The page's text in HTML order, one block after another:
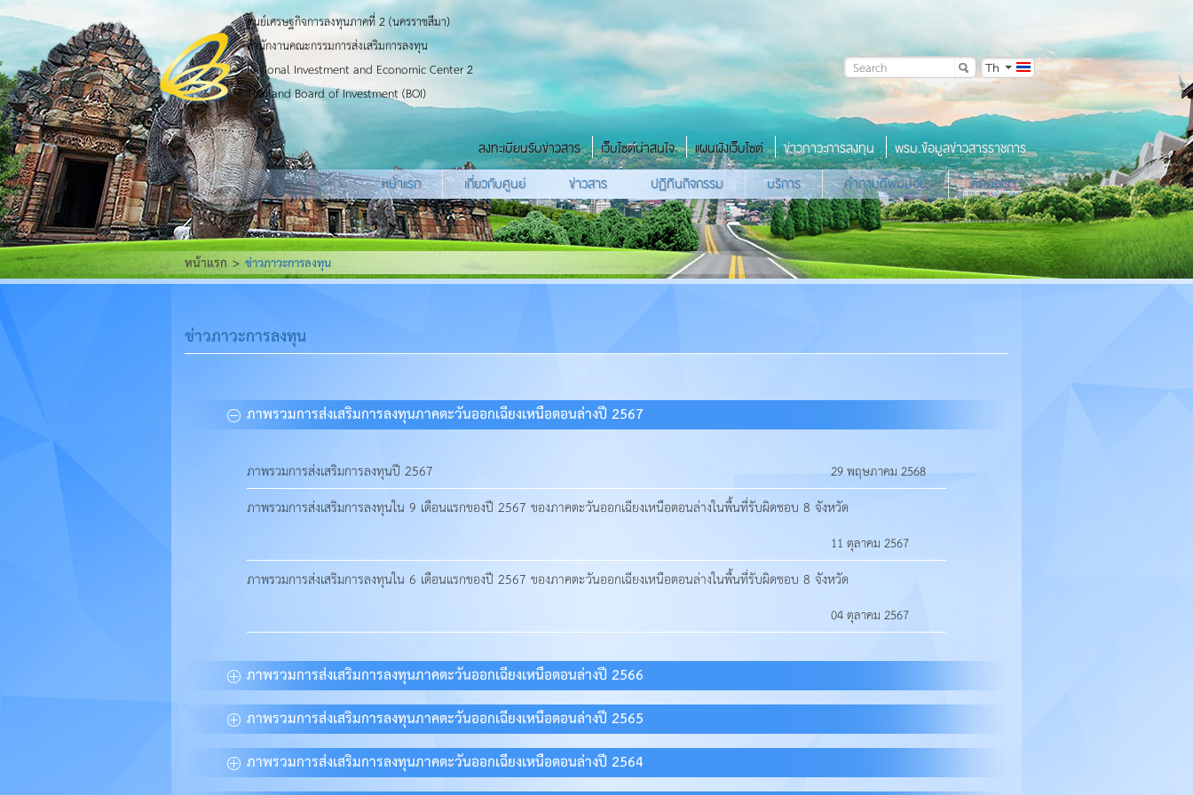
ศูนย์เศรษฐกิจการลงทุนภาคที่ 2 (นครราชสีมา)
สำนักงานคณะกรรมการส่งเสริมการลงทุน
Regional Investment and Economic Center 2
Thailand Board of Investment (BOI)
Th
ลงทะเบียนรับข่าวสาร เว็บไซต์น่าสนใจ แผนผังเว็บไซต์ ข่าวภาวะการลงทุน
พรบ.ข้อมูลข่าวสารราชการ
หน้าแรก
เกี่ยวกับศูนย์ ข่าวสาร ปฏิทินกิจกรรม บริการ คำถามที่พบบ่อย ติดต่อเรา
หน้าแรก ข่าวภาวะการลงทุน
ข่าวภาวะการลงทุน
ภาพรวมการส่งเสริมการลงทุนภาคตะวันออกเฉียงเหนือตอนล่างปี 2567
ภาพรวมการส่งเสริมการลงทุนปี 2567 29 พฤษภาคม 2568
ภาพรวมการส่งเสริมการลงทุนใน 9 เดือนแรกของปี 2567 ของภาคตะวันออกเฉียงเหนือตอนล่างในพื้นที่รับผิดชอบ 8 จังหวัด
11 ตุลาคม 2567
ภาพรวมการส่งเสริมการลงทุนใน 6 เดือนแรกของปี 2567 ของภาคตะวันออกเฉียงเหนือตอนล่างในพื้นที่รับผิดชอบ 8 จังหวัด
04 ตุลาคม 2567
ภาพรวมการส่งเสริมการลงทุนภาคตะวันออกเฉียงเหนือตอนล่างปี 2566
ภาพรวมการส่งเสริมการลงทุนภาคตะวันออกเฉียงเหนือตอนล่างปี 2565
ภาพรวมการส่งเสริมการลงทุนภาคตะวันออกเฉียงเหนือตอนล่างปี 2564